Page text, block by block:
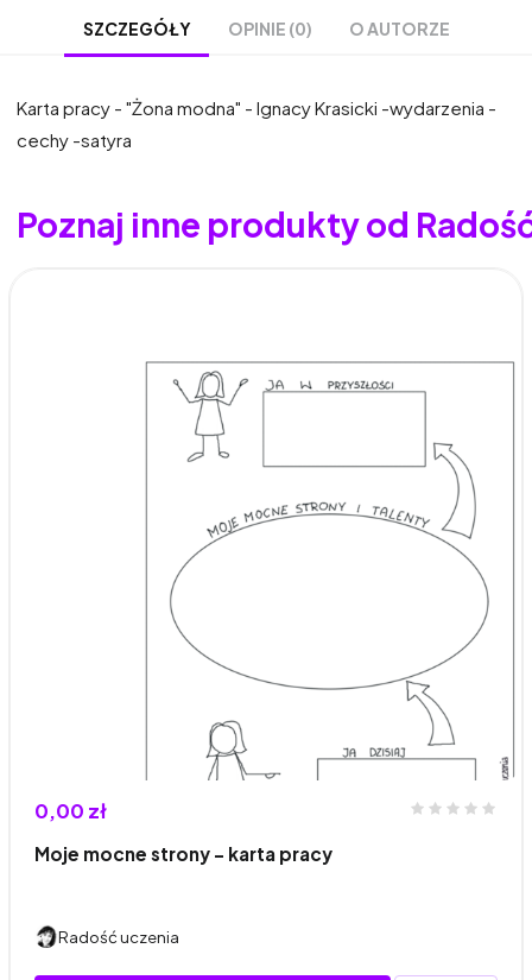
SZCZEGÓŁY OPINIE (0) O AUTORZE
Karta pracy - "Żona modna" - Ignacy Krasicki -wydarzenia -
cechy -satyra
Poznaj inne produkty od
0,00 zł
Moje mocne strony - karta pracy
Radość uczenia